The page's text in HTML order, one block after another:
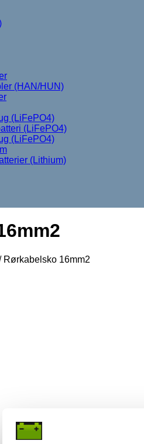
(HAN/HUN)
(LiFePO4)
(LiFePO4)
(LiFePO4)
(Lithium)
Rørkabelsko 16mm2